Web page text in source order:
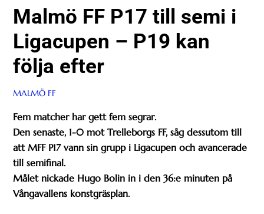
Malmö FF P17 till semi i
Ligacupen – P19 kan
följa efter
MALMÖ FF
Fem matcher har gett fem segrar.
Den senaste, 1-0 mot Trelleborgs FF, såg dessutom till
att MFF P17 vann sin grupp i Ligacupen och avancerade
till semifinal.
Målet nickade Hugo Bolin in i den 36:e minuten på
Vångavallens konstgräsplan.